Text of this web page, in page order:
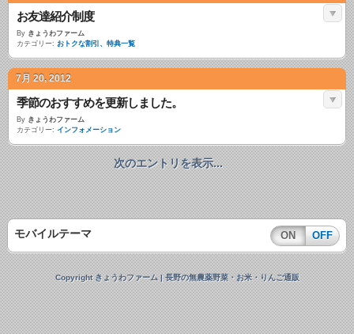
お友達紹介制度
By きょうわファーム
カテゴリー: おトクな割引、特典一覧
7月 20, 2012
季節のおすすめを更新しました。
By きょうわファーム
カテゴリー: インフォメーション
次のエントリを表示...
モバイルテーマ ON OFF
Copyright きょうわファーム | 長野の無農薬野菜・お米・りんご通販